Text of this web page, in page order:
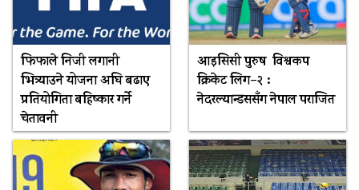
फिफाले निजी लगानी
भित्र्याउने योजना अघि बढाए
प्रतियोगिता बहिष्कार गर्ने
चेतावनी
आइसिसी पुरुष विश्वकप
क्रिकेट लिग–२ :
नेदरल्यान्डससँग नेपाल पराजित